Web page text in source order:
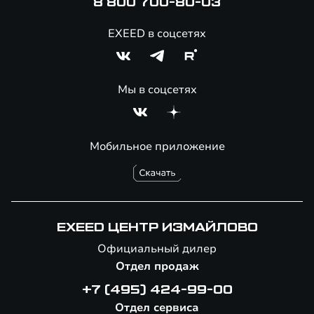
Мобильное приложение
8 800 700-80-03
EXEED в соцсетях
Мы в соцсетях
EXEED ЦЕНТР ИЗМАЙЛОВО
Официальный дилер
Отдел продаж
+7 (495) 424-99-00
Отдел сервиса